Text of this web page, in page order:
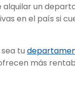
alquilar un
en el país si
tu
más